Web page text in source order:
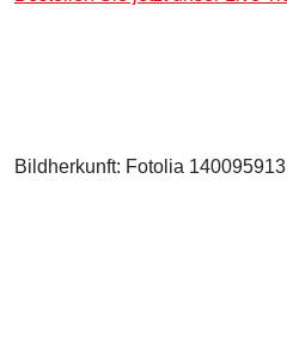
Bildherkunft: Fotolia 140095913